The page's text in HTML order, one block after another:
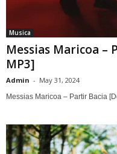
Musica
Messias Maricoa –
MP3]
Admin - May 31, 2024
Messias Maricoa – Partir Bacia